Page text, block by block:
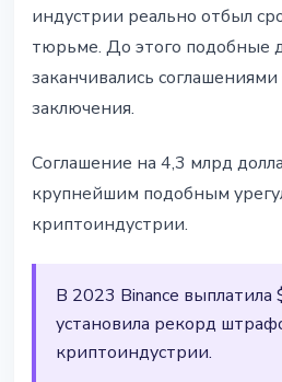
индустрии реально отбыл
тюрьме. До этого подобные
заканчивались
заключения.
Соглашение на 4,3 млрд
крупнейшим подобным
криптоиндустрии.
В 2023 Binance выплатила
установила рекорд
криптоиндустрии.